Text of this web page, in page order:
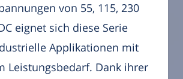
von 55, 115, 230
eignet sich diese Serie
Applikationen mit
Leistungsbedarf. Dank ihrer